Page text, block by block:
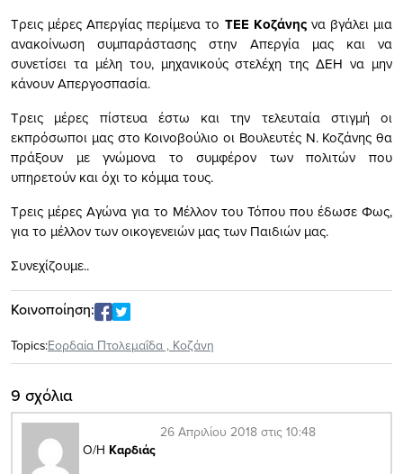
Τρεις μέρες Απεργίας περίμενα το ΤΕΕ Κοζάνηςνα βγάλει μια
ανακοίνωση συμπαράστασης στην Απεργία μας και να
συνετίσει τα μέλη του, μηχανικούς στελέχη της ΔΕΗ να μην
κάνουν Απεργοσπασία.
Τρεις μέρες πίστευα έστω και την τελευταία στιγμή οι
εκπρόσωποι μας στο Κοινοβούλιο οι Βουλευτές Ν. Κοζάνης θα
πράξουν με γνώμονα το συμφέρον των πολιτών που
υπηρετούν και όχι το κόμμα τους.
Τρεις μέρες Αγώνα για το Μέλλον του Τόπου που έδωσε Φως,
για το μέλλον των οικογενειών μας των Παιδιών μας.
Συνεχίζουμε..
Κοινοποίηση:
Topics:Εορδαία Πτολεμαΐδα , Κοζάνη
9 σχόλια
Ο/Η Καρδιάς
26 Απριλίου 2018 στις 10:48